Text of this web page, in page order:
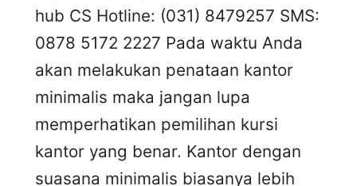
hub CS Hotline: (031) 8479257 SMS:
0878 5172 2227 Pada waktu Anda
akan melakukan penataan kantor
minimalis maka jangan lupa
memperhatikan pemilihan kursi
kantor yang benar. Kantor dengan
suasana minimalis biasanya lebih